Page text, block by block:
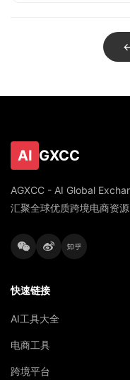
AI GXCC
AGXCC - AI Global
汇聚全球优质跨境电商资
快速链接
AI工具大全
电商工具
跨境平台